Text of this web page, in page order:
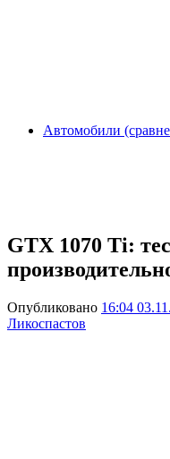
Автомобили
GTX 1070 Ti:
Опубликовано 16:04
Ликоспастов